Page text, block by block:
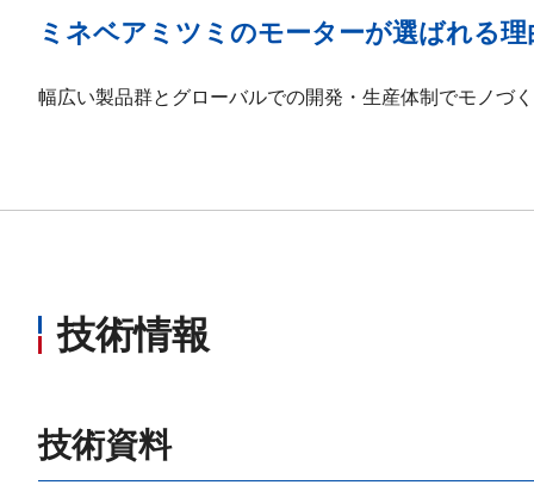
ミネベアミツミのモーターが選ばれる理
幅広い製品群とグローバルでの開発・生産体制でモノづ
技術情報
技術資料